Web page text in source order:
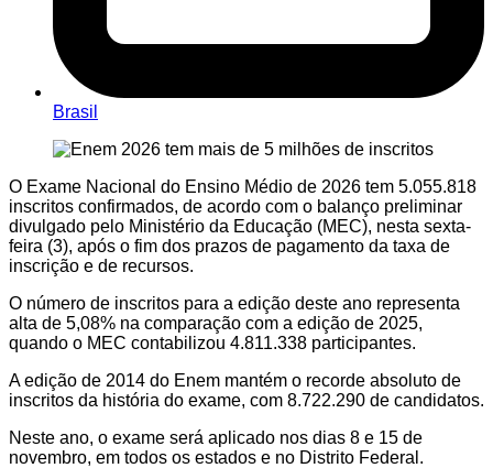
Brasil
O Exame Nacional do Ensino Médio de 2026 tem 5.055.818
inscritos confirmados, de acordo com o balanço preliminar
divulgado pelo Ministério da Educação (MEC), nesta sexta-
feira (3), após o fim dos prazos de pagamento da taxa de
inscrição e de recursos.
O número de inscritos para a edição deste ano representa
alta de 5,08% na comparação com a edição de 2025,
quando o MEC contabilizou 4.811.338 participantes.
A edição de 2014 do Enem mantém o recorde absoluto de
inscritos da história do exame, com 8.722.290 de candidatos.
Neste ano, o exame será aplicado nos dias 8 e 15 de
novembro, em todos os estados e no Distrito Federal.